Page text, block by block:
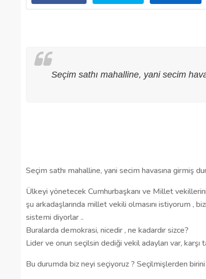
Seçim sathı mahalline, yani secim
Seçim sathı mahalline, yani secim havasına girmiş
Ülkeyi yönetecek Cumhurbaşkanı ve Millet
şu arkadaşlarında millet vekili olmasını istiyorum ,
sistemi diyorlar ..
Buralarda demokrasi, nicedir , ne kadardır sizce?
Lider ve onun seçilsin dediği vekil adayları var, karşı
Bu durumda biz neyi seçiyoruz ? Seçilmişlerden birini